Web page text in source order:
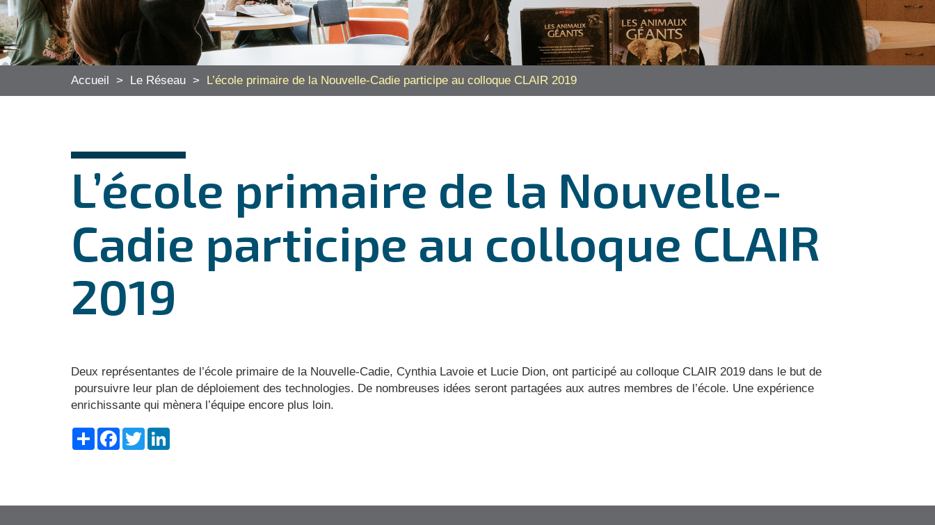
Accueil > Le Réseau > L’école primaire de la Nouvelle-Cadie participe au colloque CLAIR 2019
L’école primaire de la Nouvelle-
Cadie participe au colloque CLAIR
2019
Deux représentantes de l’école primaire de la Nouvelle-Cadie, Cynthia Lavoie et Lucie Dion, ont participé au colloque CLAIR 2019 dans le but de
poursuivre leur plan de déploiement des technologies. De nombreuses idées seront partagées aux autres membres de l’école. Une expérience
enrichissante qui mènera l’équipe encore plus loin.
ShareFacebook
Twitter